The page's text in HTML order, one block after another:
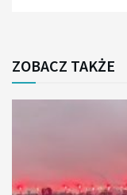
ZOBACZ TAKŻE